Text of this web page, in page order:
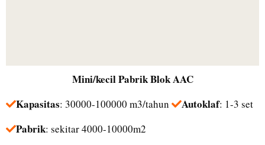
Mini/kecilPabrik Blok AAC
Kapasitas: 30000-100000 m3/tahun Autoklaf: 1-3 set
Pabrik: sekitar 4000-10000m2